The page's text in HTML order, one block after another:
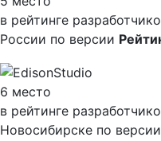
в рейтинге
России по версии
6 место
в рейтинге
Новосибирске по версии